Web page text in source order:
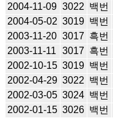
2004-11-09 3022 백번
2004-05-02 3019 백번
2003-11-20 3017 흑번
2003-11-11
3017 흑번
2002-10-15 3019 백번
2002-04-29 3022 백번
2002-03-05 3024 백번
2002-01-15 3026 백번